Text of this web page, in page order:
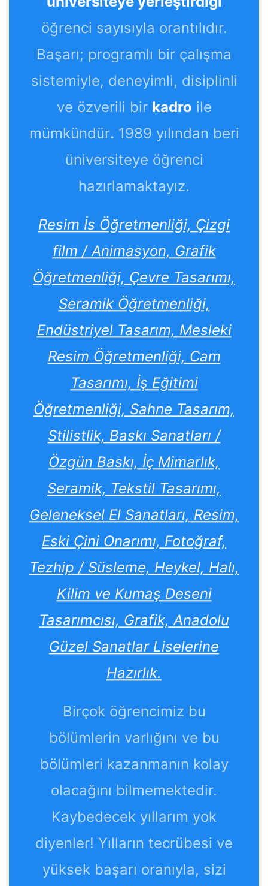
öğrenci sayısıyla orantılıdır.
Başarı; programlı bir çalışma
sistemiyle, deneyimli, disiplinli
ve özverili bir kadro ile
mümkündür. 1989 yılından beri
üniversiteye öğrenci
hazırlamaktayız.
Resim İs Öğretmenliği, Çizgi
film / Animasyon, Grafik
Öğretmenliği, Çevre Tasarımı,
Seramik Öğretmenliği,
Endüstriyel Tasarım, Mesleki
Resim Öğretmenliği, Cam
Tasarımı, İş Eğitimi
Öğretmenliği, Sahne Tasarım,
Stilistlik, Baskı Sanatları /
Özgün Baskı, İç Mimarlık,
Seramik, Tekstil Tasarımı,
Geleneksel El Sanatları, Resim,
Eski Çini Onarımı, Fotoğraf,
Tezhip / Süsleme, Heykel, Halı,
Kilim ve Kumaş Deseni
Tasarımcısı, Grafik, Anadolu
Güzel Sanatlar Liselerine
Hazırlık.
Birçok öğrencimiz bu
bölümlerin varlığını ve bu
bölümleri kazanmanın kolay
olacağını bilmemektedir.
Kaybedecek yıllarım yok
diyenler! Yılların tecrübesi ve
yüksek başarı oranıyla, sizi